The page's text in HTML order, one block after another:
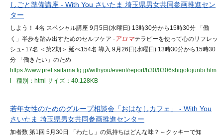
しごと準備講座 - With You さいたま 埼玉県男女共同参画推進セン
ター
しよう！ 4名 スペシャル講座 9月5日(水曜日) 13時30分から15時30分 「働
く」半歩を踏み出すためのセルフケア - アロマテラピーを使って心のリフレッ
シュ- 17名 ＜第2期＞ 延べ154名 導入 9月26日(水曜日) 13時30分から15時30
分 「働きたい」のため
https://www.pref.saitama.lg.jp/withyou/event/report/h30/0306shigotojunbi.htm
種別：html サイズ：40.128KB
若年女性のためのグループ相談会「おはなしカフェ」 - With You
さいたま 埼玉県男女共同参画推進センター
加者数 第1回 5月30日 「わたし」の気持ちはどんな味？～クッキーで知